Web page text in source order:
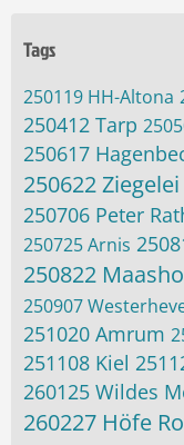
Tags
250119 HH-Altona
250412 Tarp
250617
250622
250706 Peter
250725 Arnis
250822
250907
251020 Amrum
251108 Kiel
260125 Wildes
260227 Höfe